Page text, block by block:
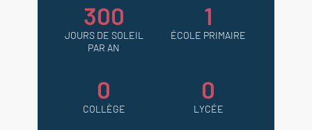
300
JOURS DE SOLEIL
PAR AN
1
ÉCOLE PRIMAIRE
0
COLLÈGE
0
LYCÉE